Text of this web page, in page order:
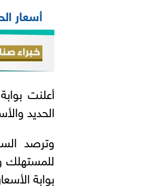
أسعار
أعلنت
الحديد والأسمنت
وترصد
للمستهلك
بوابة